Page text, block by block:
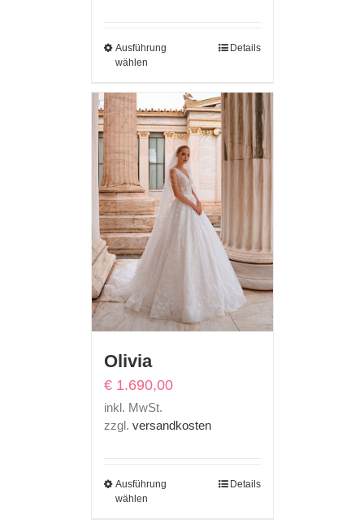
Ausführung
wählen
Details
Olivia
€1.690,00
inkl. MwSt.
zzgl. versandkosten
Ausführung
wählen
Details